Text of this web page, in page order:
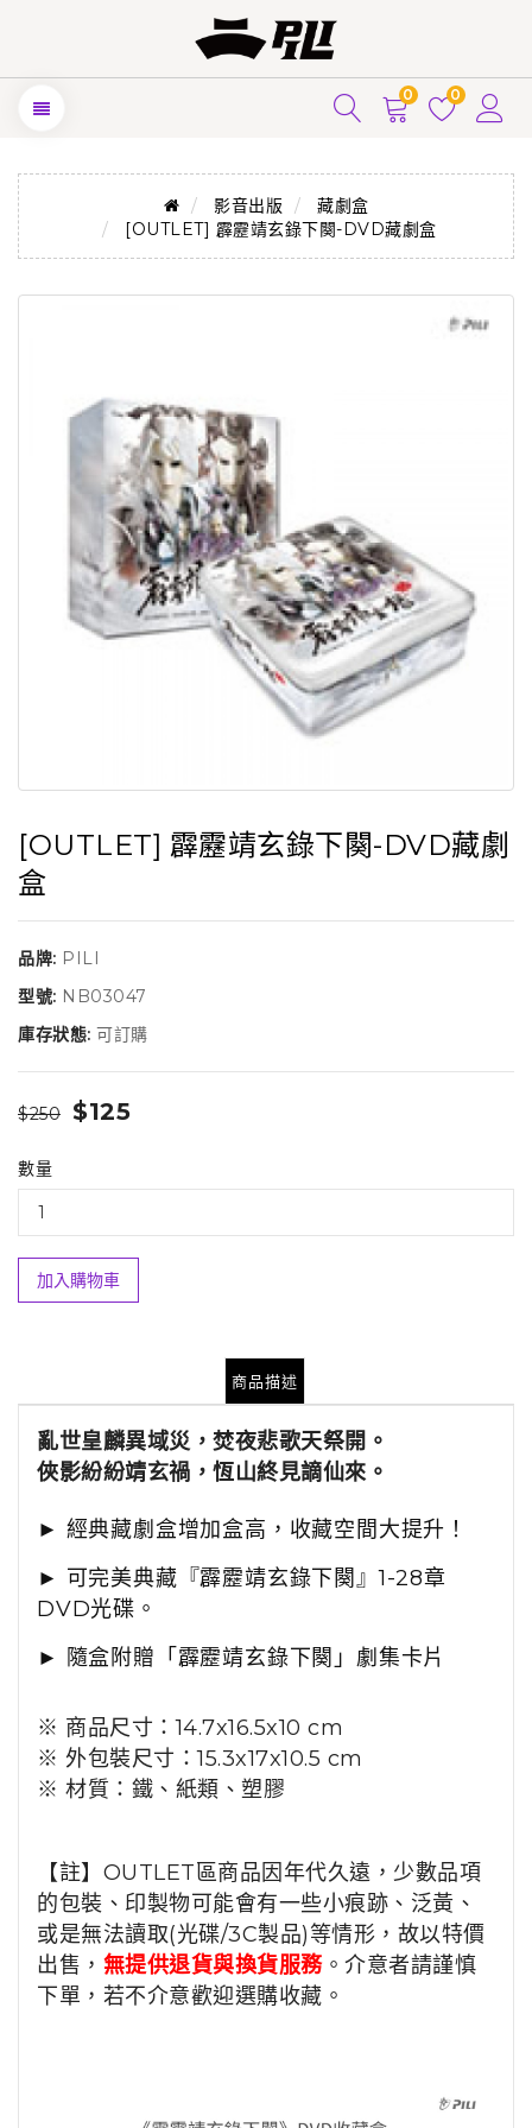
0 0
影音出版
藏劇盒
[OUTLET] 霹靂靖玄錄下闋-DVD藏劇盒
[OUTLET] 霹靂靖玄錄下闋-DVD藏劇
盒
品牌: PILI
型號: NB03047
庫存狀態: 可訂購
$250 $125
數量
加入購物車
商品描述
亂世皇麟異域災，焚夜悲歌天祭開。
俠影紛紛靖玄禍，恆山終見謫仙來。
► 經典藏劇盒增加盒高，收藏空間大提升！
► 可完美典藏『霹靂靖玄錄下闋』1-28章
DVD光碟。
► 隨盒附贈「霹靂靖玄錄下闋」劇集卡片
※ 商品尺寸：14.7x16.5x10 cm
※ 外包裝尺寸：15.3x17x10.5 cm
※ 材質：鐵、紙類、塑膠
【註】OUTLET區商品因年代久遠，少數品項
的包裝、印製物可能會有一些小痕跡、泛黃、
或是無法讀取(光碟/3C製品)等情形，故以特價
出售， 無提供退貨與換貨服務。介意者請謹慎
下單，若不介意歡迎選購收藏。